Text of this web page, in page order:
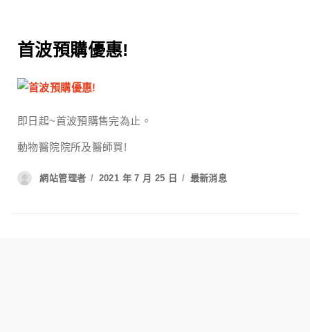
首波預購優惠!
即日起~首波預購售完為止。
動物醫院院所及醫師買!
網站管理者 2021 年 7 月 25 日 最新消息